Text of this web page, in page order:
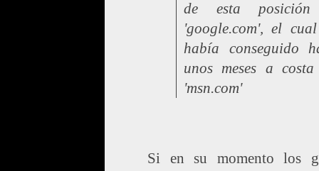
de esta
'google.com', el
había conseguido
unos meses a
'msn.com'
Si en su momento los